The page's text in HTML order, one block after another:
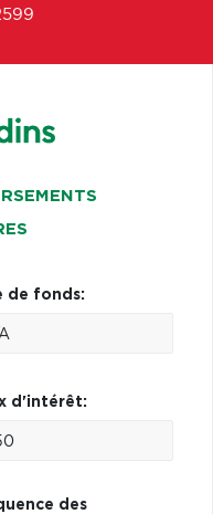
de fonds:
d'intérêt:
des